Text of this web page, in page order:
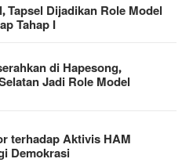
Tapsel Dijadikan Role Model
Tahap I
di Hapesong,
Jadi Role Model
terhadap Aktivis HAM
Demokrasi